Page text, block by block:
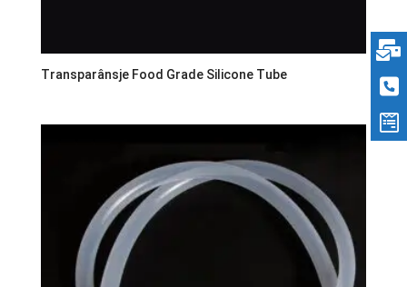
Transparânsje Food Grade Silicone Tube